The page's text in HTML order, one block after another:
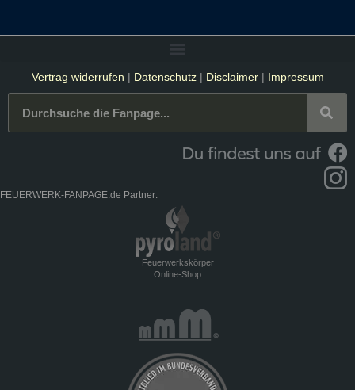
Vertrag widerrufen | Datenschutz| Disclaimer| Impressum
FEUERWERK-FANPAGE.de Partner:
Feuerwerkskörper
Online-Shop